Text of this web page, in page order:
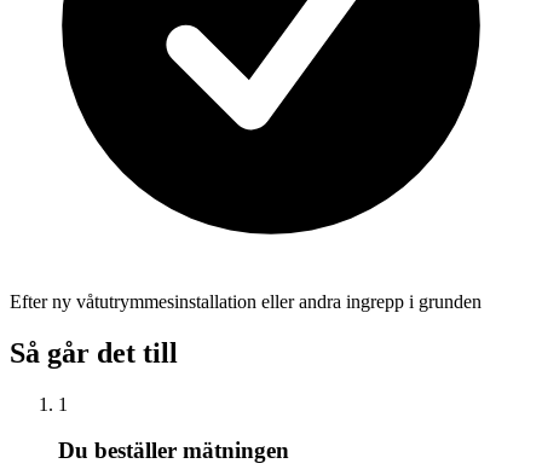
Efter ny våtutrymmesinstallation eller andra ingrepp i grunden
Så går det till
1
Du beställer mätningen